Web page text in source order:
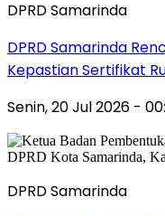
DPRD Samarinda
DPRD Samarinda
Kepastian Sertifikat
Senin, 20 Jul 2026 -
DPRD Samarinda